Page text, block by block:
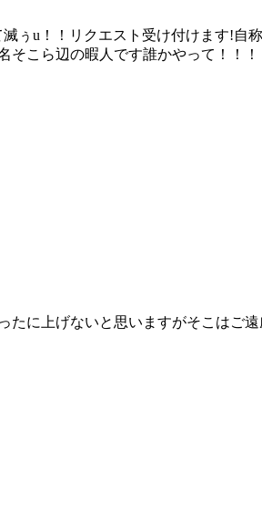
ぅu！！リクエスト受け付けます!自
そこら辺の暇人です誰かやって！！！
上げないと思いますがそこはご遠慮